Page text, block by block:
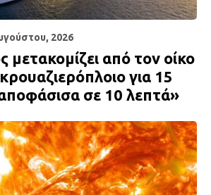
2026
μετακομίζει από τον οίκο
για 15
σε 10 λεπτά»